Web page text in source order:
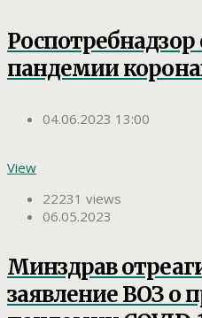
пандемии
04.06.2023 13:00
View
22231 views
06.05.2023
Минздрав
заявление ВОЗ о